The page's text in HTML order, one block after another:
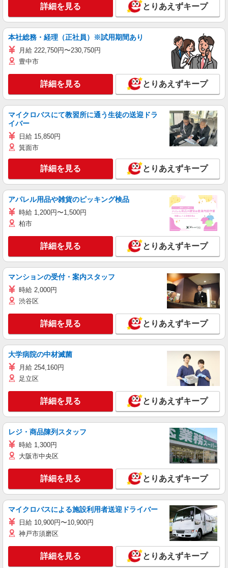
詳細を見る とりあえずキープ
本社総務・経理（正社員）※試用期間あり
月給 222,750円〜230,750円
豊中市
詳細を見る とりあえずキープ
マイクロバスにて教習所に通う生徒の送迎ドラ
イバー
日給 15,850円
箕面市
詳細を見る とりあえずキープ
アパレル用品や雑貨のピッキング検品
時給 1,200円〜1,500円
柏市
詳細を見る とりあえずキープ
マンションの受付・案内スタッフ
時給 2,000円
渋谷区
詳細を見る とりあえずキープ
大学病院の中材滅菌
月給 254,160円
足立区
詳細を見る とりあえずキープ
レジ・商品陳列スタッフ
時給 1,300円
大阪市中央区
詳細を見る とりあえずキープ
マイクロバスによる施設利用者送迎ドライバー
日給 10,900円〜10,900円
神戸市須磨区
詳細を見る とりあえずキープ